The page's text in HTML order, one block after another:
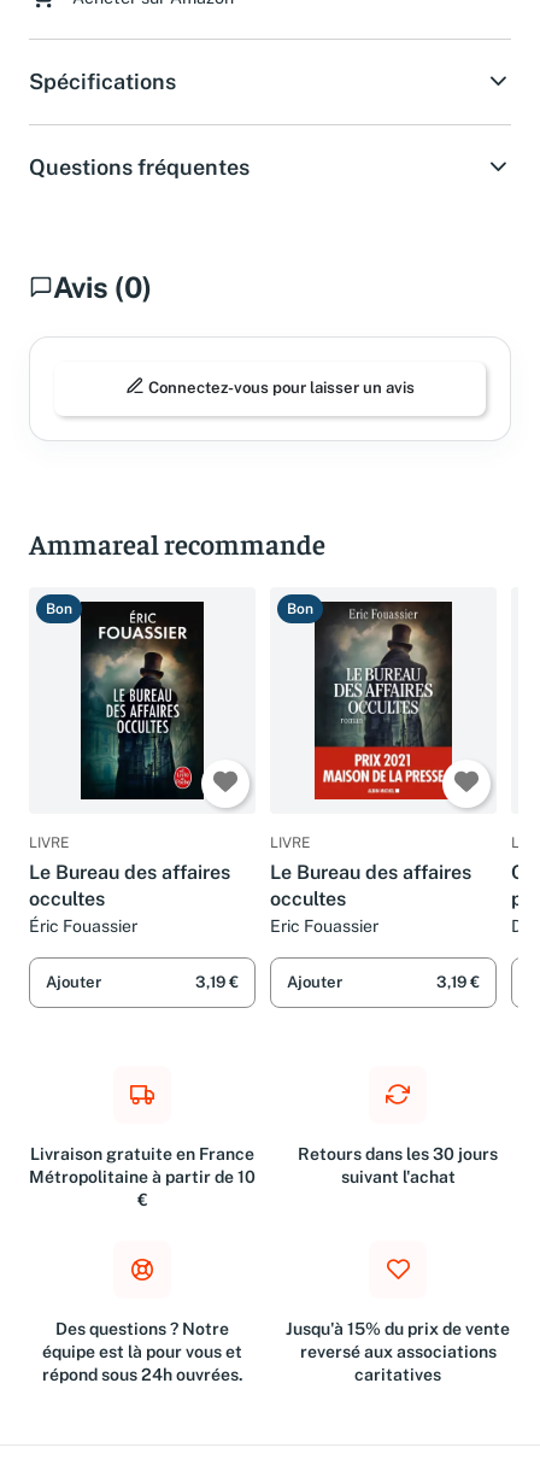
Spécifications
Questions fréquentes
Avis (0)
Connectez-vous pour laisser un avis
Ammareal recommande
Bon
LIVRE
Le Bureau des affaires
occultes
Éric Fouassier
Ajouter 3,19 €
Bon
LIVRE
Le Bureau des affaires
occultes
Eric Fouassier
Ajouter 3,19 €
Livraison gratuite en France
Métropolitaine à partir de 10
€
Retours dans les 30 jours
suivant l'achat
Des questions ? Notre
équipe est là pour vous et
répond sous 24h ouvrées.
Jusqu'à 15% du prix de vente
reversé aux associations
caritatives